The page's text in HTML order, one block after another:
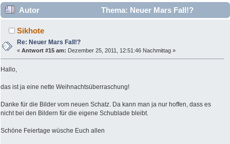
Autor
Thema: Neuer Mars Fall!?
(Gelesen 164481 mal)
Sikhote
Re: Neuer Mars Fall!?
«Antwort #15 am: Dezember 25, 2011, 12:51:46 Nachmittag »
Hallo,
das ist ja eine nette Weihnachtsüberraschung!
Danke für die Bilder vom neuen Schatz. Da kann man ja nur hoffen, dass es
nicht bei den Bildern für die eigene Schublade bleibt.
Schöne Feiertage wüsche Euch allen